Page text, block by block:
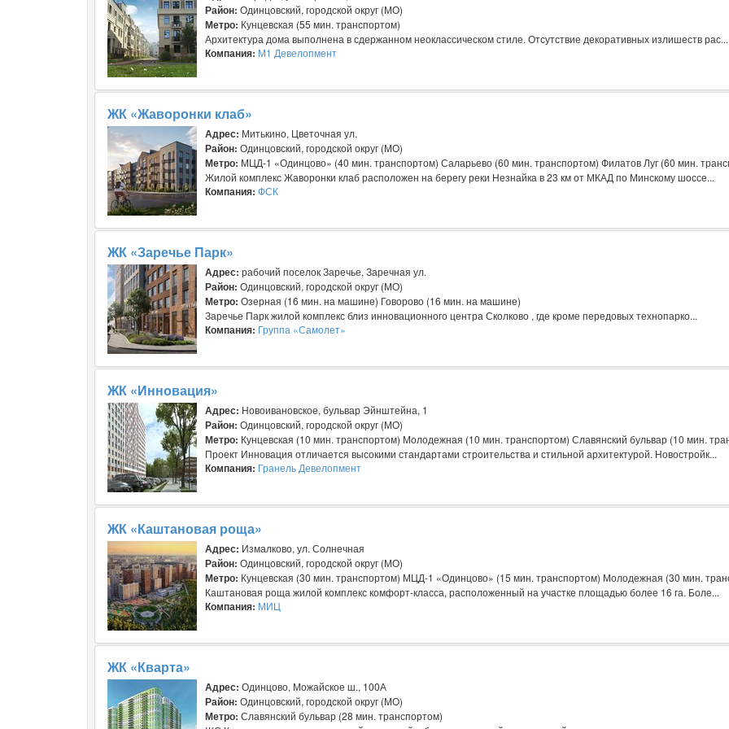
Район: Одинцовский, городской округ (МО)
Метро: Кунцевская (55 мин. транспортом)
Архитектура дома выполнена в сдержанном неоклассическом стиле. Отсутствие декоративных излишеств рас...
Компания: М1 Девелопмент
ЖК «Жаворонки клаб»
Адрес: Митькино, Цветочная ул.
Район: Одинцовский, городской округ (МО)
Метро: МЦД-1 «Одинцово» (40 мин. транспортом) Саларьево (60 мин. транспортом) Филатов Луг (60 мин.
Жилой комплекс Жаворонки клаб расположен на берегу реки Незнайка в 23 км от МКАД по Минскому шоссе...
Компания: ФСК
ЖК «Заречье Парк»
Адрес: рабочий поселок Заречье, Заречная ул.
Район: Одинцовский, городской округ (МО)
Метро: Озерная (16 мин. на машине) Говорово (16 мин. на машине)
Заречье Парк жилой комплекс близ инновационного центра Сколково , где кроме передовых технопарко...
Компания: Группа «Самолет»
ЖК «Инновация»
Адрес: Новоивановское, бульвар Эйнштейна, 1
Район: Одинцовский, городской округ (МО)
Метро: Кунцевская (10 мин. транспортом) Молодежная (10 мин. транспортом) Славянский бульвар (10 мин.
Проект Инновация отличается высокими стандартами строительства и стильной архитектурой. Новостройк...
Компания: Гранель Девелопмент
ЖК «Каштановая роща»
Адрес: Измалково, ул. Солнечная
Район: Одинцовский, городской округ (МО)
Метро: Кунцевская (30 мин. транспортом) МЦД-1 «Одинцово» (15 мин. транспортом) Молодежная (30 мин.
Каштановая роща жилой комплекс комфорт-класса, расположенный на участке площадью более 16 га. Боле...
Компания: МИЦ
ЖК «Кварта»
Адрес: Одинцово, Можайское ш., 100А
Район: Одинцовский, городской округ (МО)
Метро: Славянский бульвар (28 мин. транспортом)